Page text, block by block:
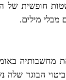
חופשית של
מבלי מילים.
מחשבותיה
הבוגר שלה